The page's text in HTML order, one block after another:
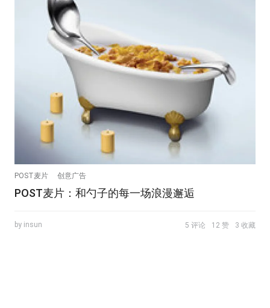
POST麦片 创意广告
POST麦片：和勺子的每一场浪漫邂逅
by insun 5 评论 12 赞 3 收藏